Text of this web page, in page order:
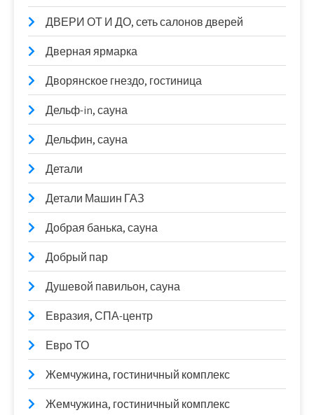
ДВЕРИ ОТ И ДО, сеть салонов дверей
Дверная ярмарка
Дворянское гнездо, гостиница
Дельф-in, сауна
Дельфин, сауна
Детали
Детали Машин ГАЗ
Добрая банька, сауна
Добрый пар
Душевой павильон, сауна
Евразия, СПА-центр
Евро ТО
Жемчужина, гостиничный комплекс
Жемчужина, гостиничный комплекс